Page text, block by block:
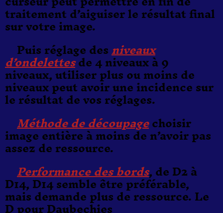
traitement d’aiguiser le résultat final
sur votre image.
Puis réglage desniveaux
d’ondelettesde 4 niveaux à 9
niveaux, utiliser plus ou moins de
niveaux peut avoir une incidence sur
le résultat de vos réglages.
Méthode de découpagechoisir
image entière à moins de n’avoir pas
assez de ressource.
Performance des bords, de D2 à
D14, D14 semble être préférable,
mais demande plus de ressource. Le